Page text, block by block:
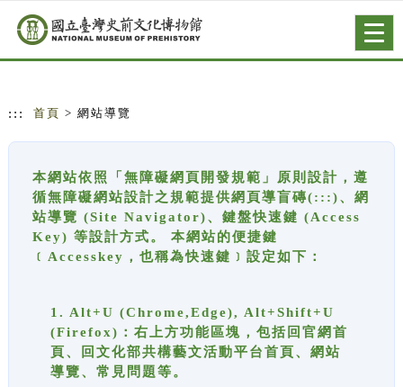
跳到主要內容
網站導覽
::: 首頁 > 網站導覽
本網站依照「無障礙網頁開發規範」原則設計，遵
循無障礙網站設計之規範提供網頁導盲磚(:::)、網
站導覽 (Site Navigator)、鍵盤快速鍵 (Access
Key) 等設計方式。 本網站的便捷鍵
﹝Accesskey，也稱為快速鍵﹞設定如下：
1. Alt+U (Chrome,Edge), Alt+Shift+U
(Firefox)：右上方功能區塊，包括回官網首
頁、回文化部共構藝文活動平台首頁、網站
導覽、常見問題等。